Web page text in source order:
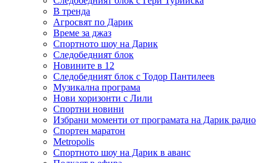
В тренда
Агросвят по Дарик
Време за джаз
Спортното шоу на Дарик
Следобедният блок
Новините в 12
Следобедният блок с Тодор Пантилеев
Музикална програма
Нови хоризонти с Лили
Спортни новини
Избрани моменти от програмата на Дарик радио
Спортен маратон
Metropolis
Спортното шоу на Дарик в аванс